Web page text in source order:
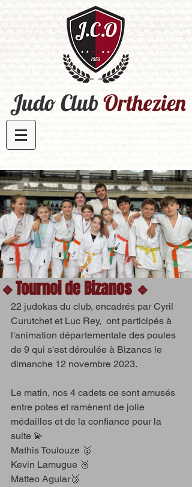
Judo ClubOrthezien​
🔹Tournoi de Bizanos 🔹
22 judokas du club, encadrés par Cyril
Curutchet et Luc Rey,  ont participés à
l'animation départementale des poules
de 9 qui s'est déroulée à Bizanos le
dimanche 12 novembre 2023.
Le matin, nos 4 cadets ce sont amusés
entre potes et ramènent de jolie
médailles et de la confiance pour la
suite 💫
Mathis Toulouze 🥇
Kevin Lamugue 🥉
Matteo Aguiar🥉